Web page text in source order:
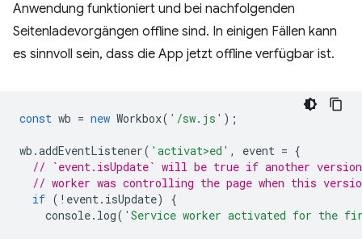
Anwendung funktioniert und bei nachfolgenden
Seitenladevorgängen offline sind. In einigen Fällen kann
es sinnvoll sein, dass die App jetzt offline verfügbar ist.
const wb = new Workbox( '/sw.js' );
wb .addEventListener( 'activat>ed' , event = {
// `event.isUpdate` will be true if another
// worker was controlling the page when this
if ( ! event. isUpdate)
{
console. log( 'Service worker activated for the